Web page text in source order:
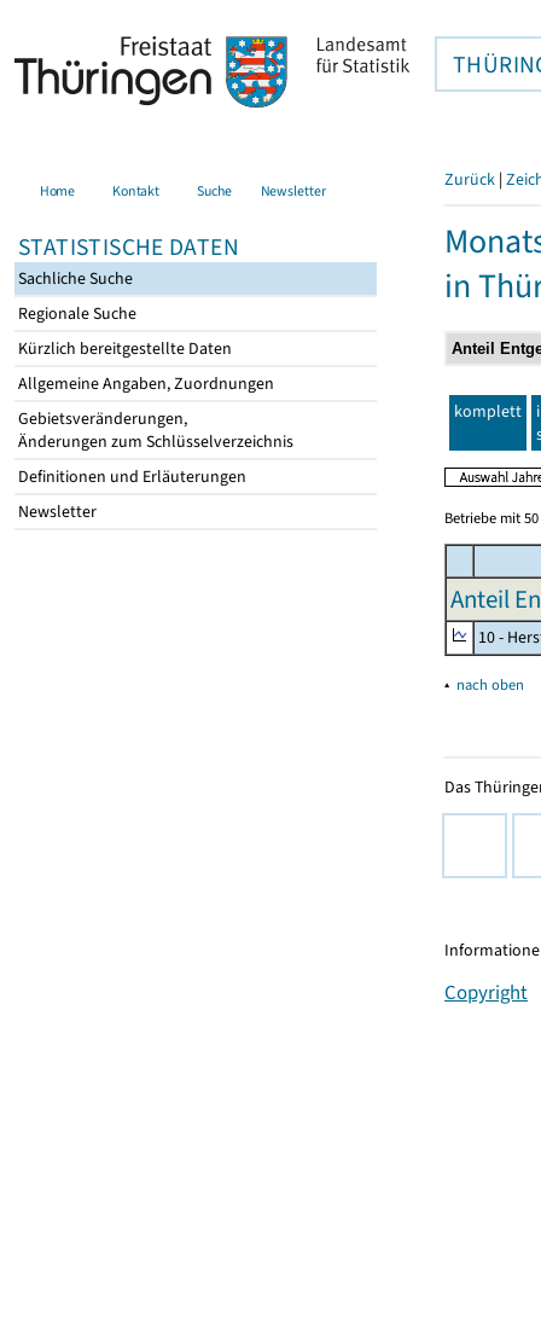
Home Kontakt Suche Newsletter
STATISTISCHE DATEN
Sachliche Suche
Regionale Suche
Kürzlich bereitgestellte Daten
Allgemeine Angaben, Zuordnungen
Gebietsveränderungen,
Änderungen zum Schlüsselverzeichnis
Definitionen und Erläuterungen
Newsletter
Zurück |
in
komplett
Betriebe mit
Anteil
10 -
▴ nach oben
Das
Copyright